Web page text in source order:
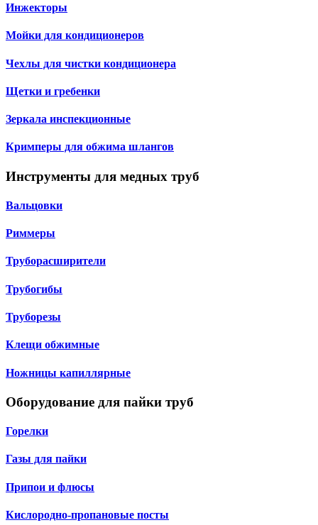
Инжекторы
Мойки для кондиционеров
Чехлы для чистки кондиционера
Щетки и гребенки
Зеркала инспекционные
Кримперы для обжима шлангов
Инструменты для медных труб
Вальцовки
Риммеры
Труборасширители
Трубогибы
Труборезы
Клещи обжимные
Ножницы капиллярные
Оборудование для пайки труб
Горелки
Газы для пайки
Припои и флюсы
Кислородно-пропановые посты